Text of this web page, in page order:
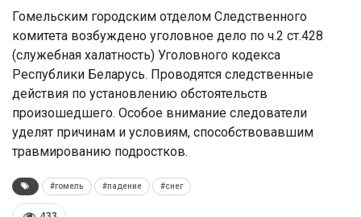
Гомельским городским отделом Следственного
комитета возбуждено уголовное дело по ч.2 ст.428
(служебная халатность) Уголовного кодекса
Республики Беларусь. Проводятся следственные
действия по установлению обстоятельств
произошедшего. Особое внимание следователи
уделят причинам и условиям, способствовавшим
травмированию подростков.
#гомель #падение #снег